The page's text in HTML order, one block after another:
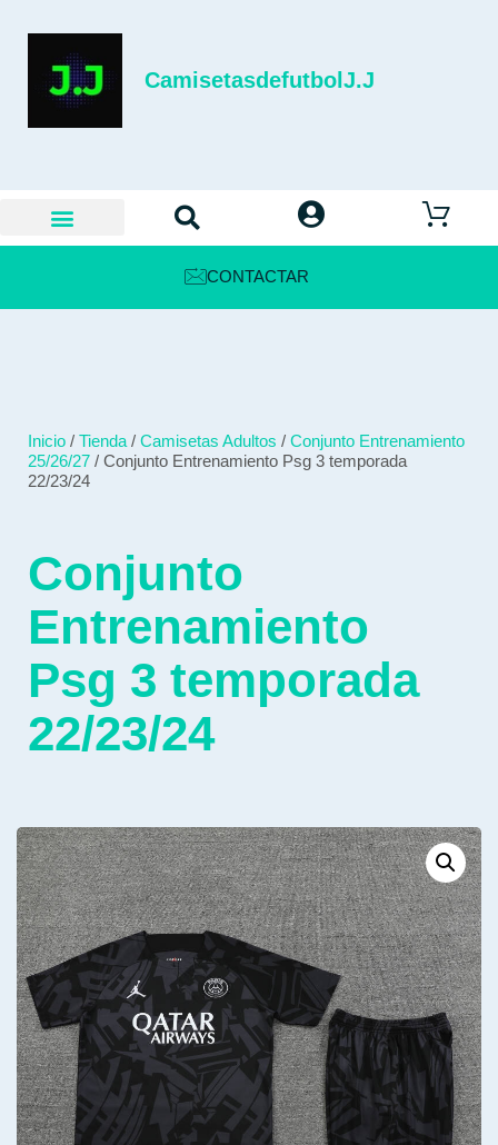
CamisetasdefutbolJ.J
CONTACTAR
Inicio / Tienda / Camisetas Adultos / Conjunto Entrenamiento
25/26/27 / Conjunto Entrenamiento Psg 3 temporada
22/23/24
Conjunto
Entrenamiento
Psg 3 temporada
22/23/24